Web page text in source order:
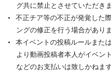
グ共に禁止とさせていただきま
不正チア等の不正が発覚した
ングの修正を行う場合がありま
本イベントの投稿ルールまた
より動画投稿者本人がイベン
などのお支払いは致しかねます